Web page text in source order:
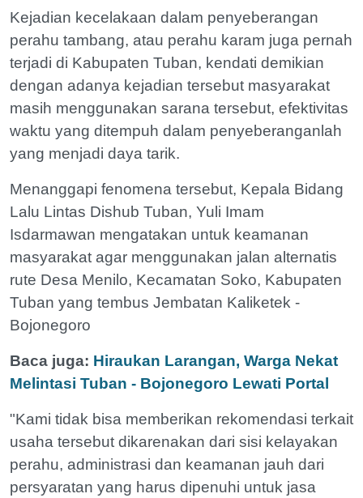
Kejadian kecelakaan dalam penyeberangan
perahu tambang, atau perahu karam juga pernah
terjadi di Kabupaten Tuban, kendati demikian
dengan adanya kejadian tersebut masyarakat
masih menggunakan sarana tersebut, efektivitas
waktu yang ditempuh dalam penyeberanganlah
yang menjadi daya tarik.
Menanggapi fenomena tersebut, Kepala Bidang
Lalu Lintas Dishub Tuban, Yuli Imam
Isdarmawan mengatakan untuk keamanan
masyarakat agar menggunakan jalan alternatis
rute Desa Menilo, Kecamatan Soko, Kabupaten
Tuban yang tembus Jembatan Kaliketek -
Bojonegoro
Baca juga: Hiraukan Larangan, Warga Nekat
Melintasi Tuban - Bojonegoro Lewati Portal
"Kami tidak bisa memberikan rekomendasi terkait
usaha tersebut dikarenakan dari sisi kelayakan
perahu, administrasi dan keamanan jauh dari
persyaratan yang harus dipenuhi untuk jasa